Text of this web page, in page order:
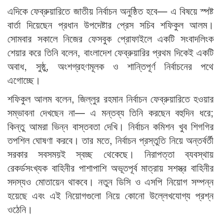
এদিকে ফেব্রুয়ারিতে জাতীয় নির্বাচন অনুষ্ঠিত হবে— এ বিষয়ে স্পষ্ট
বার্তা দিয়েছেন প্রধান উপদেষ্টার প্রেস সচিব শফিকুল আলম।
সোমবার সকালে নিজের ফেসবুক প্রোফাইলে একটি সংবাদলিংক
শেয়ার করে তিনি বলেন, বাংলাদেশ ফেব্রুয়ারির প্রথম দিকেই একটি
অবাধ, সুষ্ঠু, অংশগ্রহণমূলক ও শান্তিপূর্ণ নির্বাচনের পথে
এগোচ্ছে।
শফিকুল আলম বলেন, জিল্লুর রহমান নির্বাচন ফেব্রুয়ারিতে হওয়ার
সম্ভাবনা দেখছেন না— এ মন্তব্য তিনি করছেন বহুদিন ধরে;
কিন্তু আমরা ভিন্ন বাস্তবতা দেখি। নির্বাচন কমিশন খুব শিগগির
তপশিল ঘোষণা করবে। তার মতে, নির্বাচন প্রস্তুতি নিয়ে অন্তর্বর্তী
সরকার সবসময়ই স্বচ্ছ থেকেছে। নিরাপত্তা ব্যবস্থায়
রেকর্ডসংখ্যক বাহিনীর পাশাপাশি অভূতপূর্ব মাত্রায় সশস্ত্র বাহিনীর
সদস্যও মোতায়েন থাকবে। নতুন ডিসি ও এসপি নিয়োগ সম্পন্ন
হয়েছে এবং এই নিয়োগগুলো নিয়ে কোনো উল্লেখযোগ্য প্রশ্ন
ওঠেনি।